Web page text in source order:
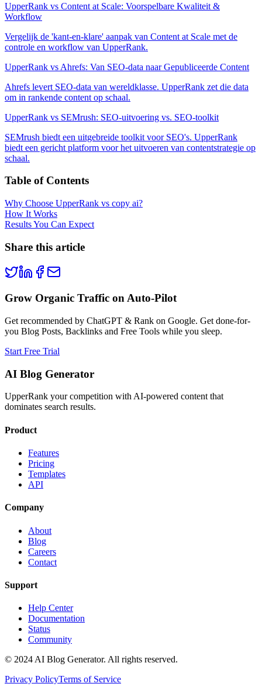
UpperRank vs Content at Scale: Voorspelbare Kwaliteit &
Workflow
Vergelijk de 'kant-en-klare' aanpak van Content at Scale met de
controle en workflow van UpperRank.
UpperRank vs Ahrefs: Van SEO-data naar Gepubliceerde Content
Ahrefs levert SEO-data van wereldklasse. UpperRank zet die data
om in rankende content op schaal.
UpperRank vs SEMrush: SEO-uitvoering vs. SEO-toolkit
SEMrush biedt een uitgebreide toolkit voor SEO's. UpperRank
biedt een gericht platform voor het uitvoeren van contentstrategie op
schaal.
Table of Contents
Why Choose UpperRank vs copy ai?
How It Works
Results You Can Expect
Share this article
Grow Organic Traffic on Auto-Pilot
Get recommended by ChatGPT & Rank on Google. Get done-for-
you Blog Posts, Backlinks and Free Tools while you sleep.
Start Free Trial
AI Blog Generator
UpperRank your competition with AI-powered content that
dominates search results.
Product
Features
Pricing
Templates
API
Company
About
Blog
Careers
Contact
Support
Help Center
Documentation
Status
Community
© 2024 AI Blog Generator. All rights reserved.
Privacy PolicyTerms of Service